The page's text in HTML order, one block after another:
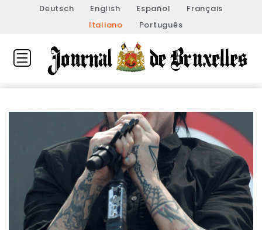
Deutsch English Español
Français
Italiano
Português